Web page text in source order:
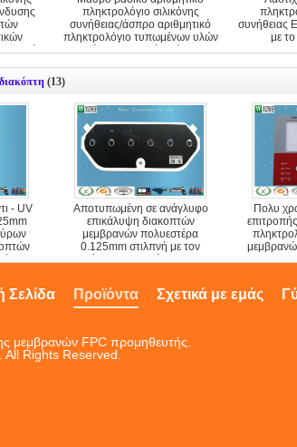
πληκτρολόγιο σιλικόνης
συνήθειας/άσπρο αριθμητικό
πληκτρολόγιο τυπωμένων υλών
οθόνης μεταξιού αγώγιμο
συνήθειας
με
(13)
- UV
Αποτυπωμένη σε ανάγλυφο
επικάλυψη διακοπτών
μεμβρανών πολυεστέρα
0.125mm στιλπνή με τον
αύξοντα αριθμό και την
Πολυ
UV
Σχετικά με εμάς
Προϊόντα
Σελίδα
μεμβρανών FPC προμηθευτής.
Rights Reserved.